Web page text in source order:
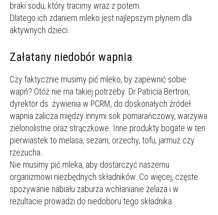
braki sodu, który tracimy wraz z potem.
Dlatego ich zdaniem mleko jest najlepszym płynem dla
aktywnych dzieci.
Załatany niedobór wapnia
Czy faktycznie musimy pić mleko, by zapewnić sobie
wapń? Otóż nie ma takiej potrzeby. Dr Patricia Bertron,
dyrektor ds. żywienia w PCRM, do doskonałych źródeł
wapnia zalicza między innymi sok pomarańczowy, warzywa
zielonolistne oraz strączkowe. Inne produkty bogate w ten
pierwiastek to melasa, sezam, orzechy, tofu, jarmuż czy
rzeżucha.
Nie musimy pić mleka, aby dostarczyć naszemu
organizmowi niezbędnych składników. Co więcej, częste
spożywanie nabiału zaburza wchłanianie żelaza i w
rezultacie prowadzi do niedoboru tego składnika.